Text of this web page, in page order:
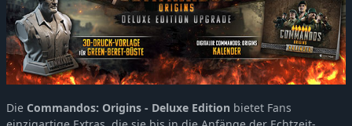
Die Commandos: Origins - Deluxe Edition bietet Fans